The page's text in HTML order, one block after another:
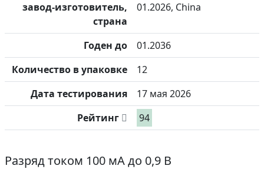
завод-изготовитель,
страна
01.2026, China
Годен до
01.2036
Количество в упаковке
12
Дата тестирования
17 мая 2026
Рейтинг
94
Разряд током 100 мА до 0,9 В